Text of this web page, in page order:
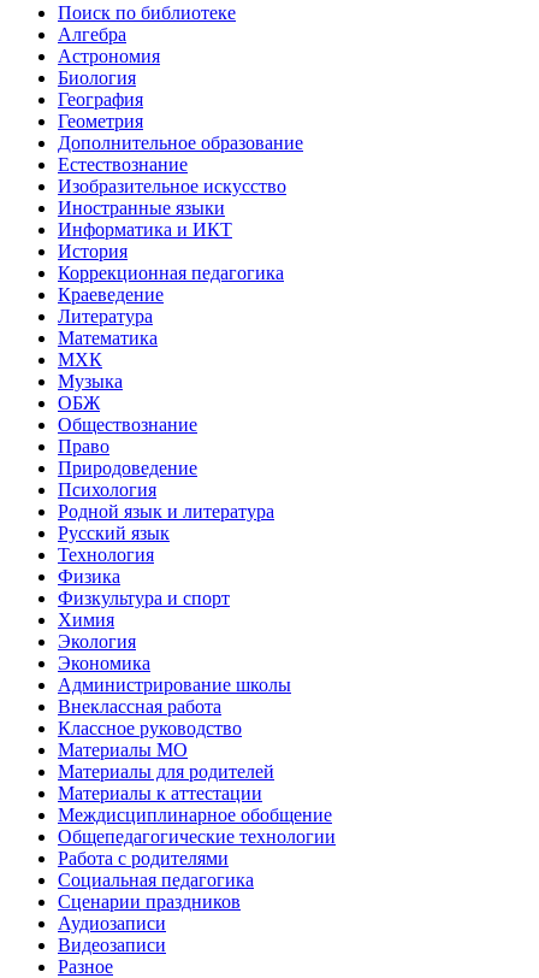
Поиск по библиотеке
Алгебра
Астрономия
Биология
География
Геометрия
Дополнительное образование
Естествознание
Изобразительное искусство
Иностранные языки
Информатика и ИКТ
История
Коррекционная педагогика
Краеведение
Литература
Математика
МХК
Музыка
ОБЖ
Обществознание
Право
Природоведение
Психология
Родной язык и литература
Русский язык
Технология
Физика
Физкультура и спорт
Химия
Экология
Экономика
Администрирование школы
Внеклассная работа
Классное руководство
Материалы МО
Материалы для родителей
Материалы к аттестации
Междисциплинарное обобщение
Общепедагогические технологии
Работа с родителями
Социальная педагогика
Сценарии праздников
Аудиозаписи
Видеозаписи
Разное